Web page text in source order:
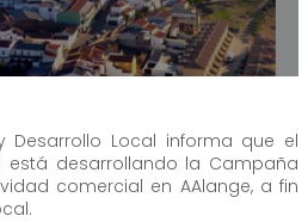
Desarrollo Local informa que el
está desarrollando la Campaña
comercial en AAlange, a fin